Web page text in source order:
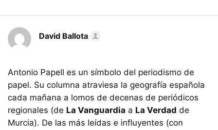
David Ballota
Antonio Papell es un símbolo del periodismo de
papel. Su columna atraviesa la geografía española
cada mañana a lomos de decenas de periódicos
regionales (de La Vanguardia a La Verdad de
Murcia). De las más leídas e influyentes (con